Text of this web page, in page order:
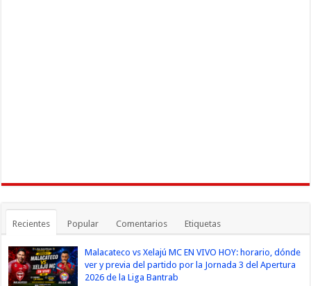
Recientes Popular Comentarios Etiquetas
Malacateco vs Xelajú MC EN VIVO HOY: horario, dónde
ver y previa del partido por la Jornada 3 del Apertura
2026 de la Liga Bantrab